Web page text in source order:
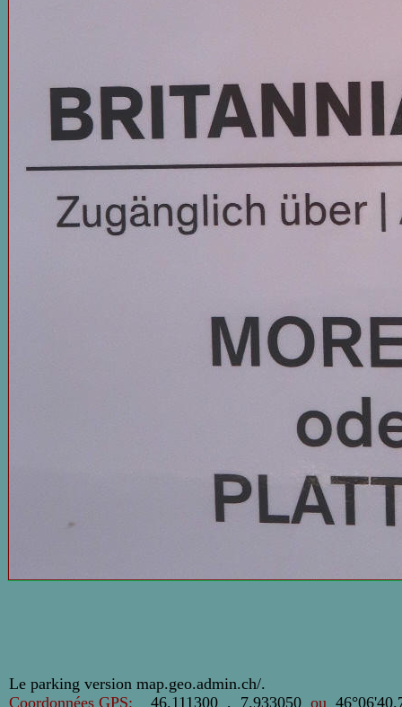
Le parking version map.geo.admin.ch/.
Coordonnées GPS: 46.111300 , 7.933050 ou